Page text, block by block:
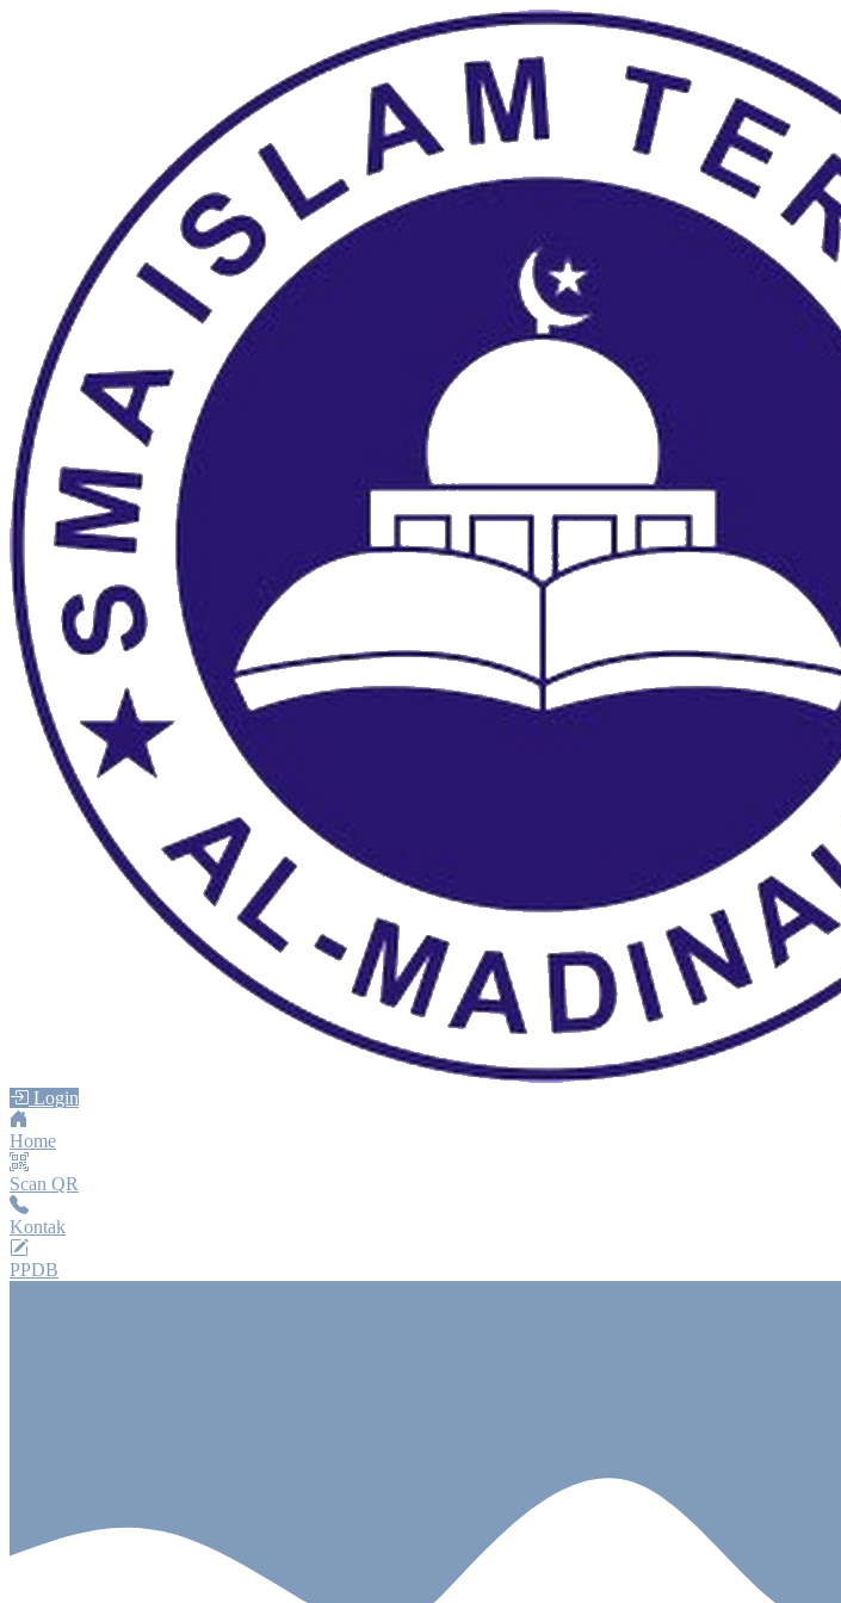
Login
Home
Scan QR
Kontak
PPDB